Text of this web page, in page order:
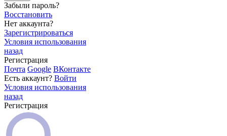
Забыли пароль?
Восстановить
Нет аккаунта?
Зарегистрироваться
Условия использования
назад
Регистрация
Почта Google ВКонтакте
Есть аккаунт? Войти
Условия использования
назад
Регистрация